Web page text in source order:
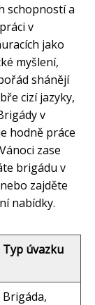
schopností a
v
jako
myšlení,
shánějí
cizí jazyky,
v
hodně práce
zase
brigádu v
zajděte
nabídky.
Typ úvazku
Brigáda,